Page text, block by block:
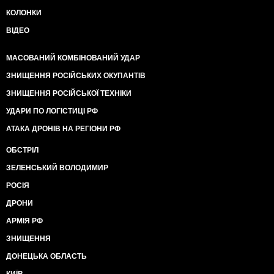
КОЛОНКИ
ВІДЕО
МАСОВАНИЙ КОМБІНОВАНИЙ УДАР
ЗНИЩЕННЯ РОСІЙСЬКИХ ОКУПАНТІВ
ЗНИЩЕННЯ РОСІЙСЬКОЇ ТЕХНІКИ
УДАРИ ПО ЛОГІСТИЦІ РФ
АТАКА ДРОНІВ НА РЕГІОНИ РФ
ОБСТРІЛ
ЗЕЛЕНСЬКИЙ ВОЛОДИМИР
РОСІЯ
ДРОНИ
АРМІЯ РФ
ЗНИЩЕННЯ
ДОНЕЦЬКА ОБЛАСТЬ